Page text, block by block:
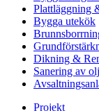
Plattläggning
Bygga utekök
Dikning &
Sanering av
Projekt